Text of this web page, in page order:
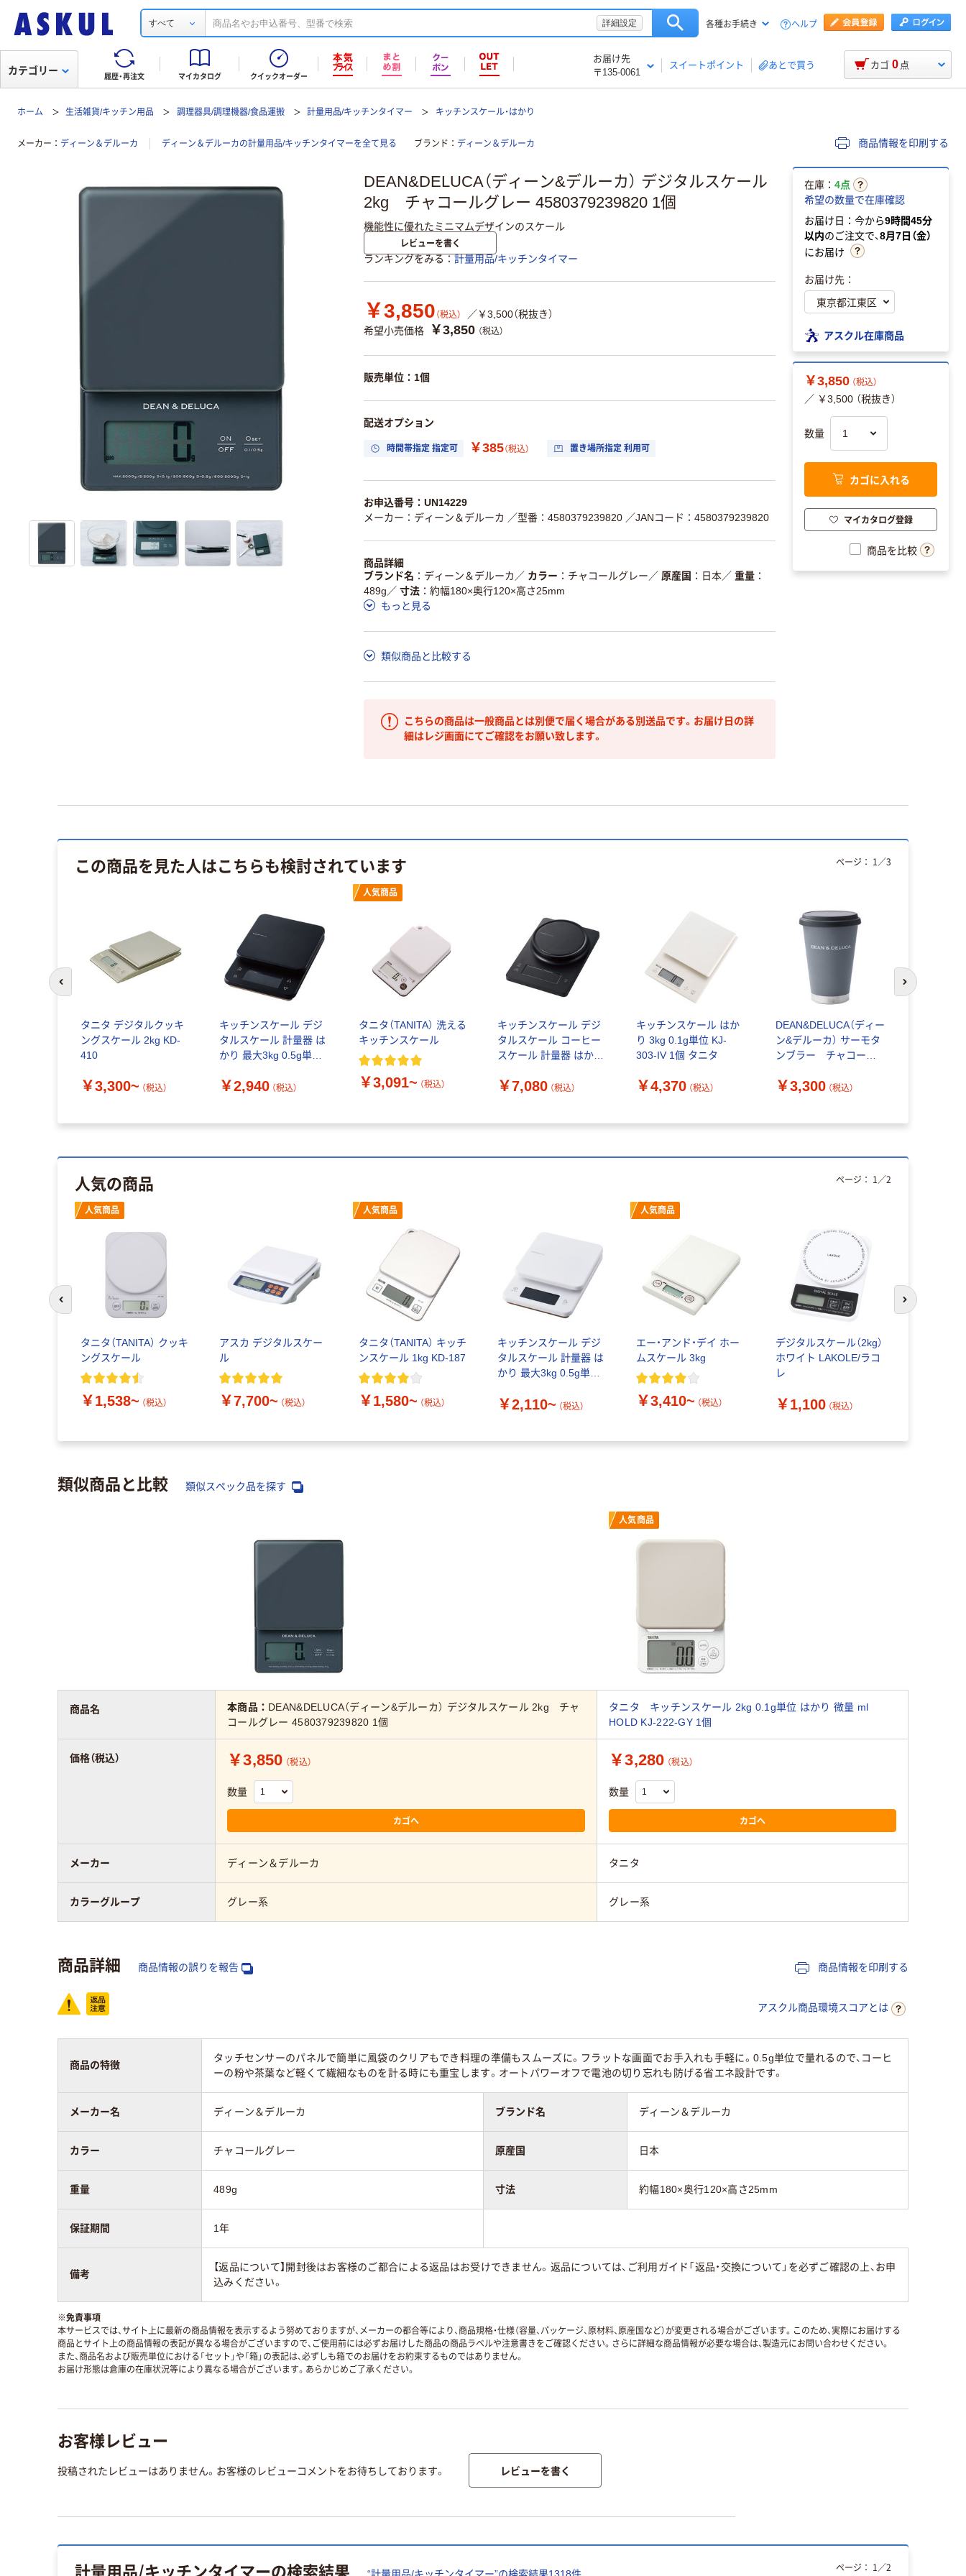
すべて 詳細設定 各種お手続き ヘルプ
履歴・再注文 マイカタログ クイックオーダー
お届け先
〒135-0061
スイートポイント あとで買う
カテゴリー カゴ 0 点
ホーム 生活雑貨/キッチン用品 調理器具/調理機器/食品運搬 計量用品/キッチンタイマー キッチンスケール・はかり
メーカー ディーン＆デルーカ ディーン＆デルーカの計量用品/キッチンタイマーを全て見る ブランド ディーン＆デルーカ 商品情報を印刷する
DEAN&DELUCA（ディーン&デルーカ） デジタルスケール
2kg チャコールグレー 4580379239820 1個
機能性に優れたミニマムデザインのスケール
レビューを書く
ランキングをみる 計量用品/キッチンタイマー
￥3,850 （税込）
／￥3,500（税抜き）
希望小売価格
￥3,850 （税込）
販売単位：1個
配送オプション
時間帯指定 指定可 ￥385（税込） 置き場所指定 利用可
お申込番号：UN14229
メーカー：ディーン＆デルーカ ／型番：4580379239820 ／JANコード：4580379239820
商品詳細
ブランド名
ディーン＆デルーカ ／ カラー チャコールグレー ／ 原産国 日本／ 重量
489g ／ 寸法
約幅180×奥行120×高さ25mm
もっと見る
類似商品と比較する
こちらの商品は一般商品とは別便で届く場合がある別送品です。お届け日の詳
細はレジ画面にてご確認をお願い致します。
在庫： 4点
希望の数量で在庫確認
お届け日：今から9時間45分
以内のご注文で、8月7日（金）
にお届け
お届け先：
アスクル在庫商品
￥3,850 （税込）
／ ￥3,500 （税抜き）
数量
カゴに入れる
マイカタログ登録
商品を比較
この商品を見た人はこちらも検討されています
タニタ デジタルクッキ
ングスケール 2kg KD-
410
￥3,300~ （税込）
キッチンスケール デジ
タルスケール 計量器 は
かり 最大3kg 0.5g単位
KSA02BK エレコム 1個
￥2,940 （税込）
人気商品
タニタ（TANITA） 洗える
キッチンスケール
￥3,091~ （税込）
キッチンスケール デジ
タルスケール コーヒー
スケール 計量器 はかり
KS04BK エレコム 1個
￥7,080 （税込）
キッチンスケール はか
り 3kg 0.1g単位 KJ-
303-IV 1個 タニタ
￥4,370 （税込）
DEAN&DELUCA（ディー
ン&デルーカ） サーモタ
ンブラー チャコール
ィス 4549403114335 1
￥3,300 （税込）
ページ： 1 ／3
前のスライドへ 次のスライド
人気の商品
人気商品
タニタ（TANITA） クッキ
ングスケール
￥1,538~ （税込）
アスカ デジタルスケー
ル
￥7,700~ （税込）
人気商品
タニタ（TANITA） キッチ
ンスケール 1kg KD-187
￥1,580~ （税込）
キッチンスケール デジ
タルスケール 計量器 は
かり 最大3kg 0.5g単位
￥2,110~ （税込）
人気商品
エー・アンド・デイ ホー
ムスケール 3kg
￥3,410~ （税込）
デジタルスケール（2kg）
ホワイト LAKOLE/ラコ
レ
￥1,100 （税込）
ページ： 1 ／2
前のスライドへ 次のスライド
類似商品と比較 類似スペック品を探す
人気商品
商品名 本商品： DEAN&DELUCA（ディーン&デルーカ） デジタルスケール 2kg チャ
コールグレー 4580379239820 1個
タニタ キッチンスケール 2kg 0.1g単位 はかり 微量 ml
HOLD KJ-222-GY 1個
価格（税込） ￥3,850 （税込）
数量
カゴへ
￥3,280 （税込）
数量
カゴへ
メーカー ディーン＆デルーカ タニタ
カラーグループ グレー系 グレー系
商品詳細 商品情報の誤りを報告 商品情報を印刷する
アスクル商品環境スコアとは
商品の特徴
タッチセンサーのパネルで簡単に風袋のクリアもでき料理の準備もスムーズに。フラットな画面でお手入れも手軽に。0.5g単位で量れるので、コーヒ
ーの粉や茶葉など軽くて繊細なものを計る時にも重宝します。オートパワーオフで電池の切り忘れも防げる省エネ設計です。
メーカー名 ディーン＆デルーカ ブランド名 ディーン＆デルーカ
カラー チャコールグレー 原産国 日本
重量 489g 寸法 約幅180×奥行120×高さ25mm
保証期間 1年
備考
【返品について】開封後はお客様のご都合による返品はお受けできません。返品については、ご利用ガイド「返品・交換について」を必ずご確認の上、お申
込みください。
※免責事項
本サービスでは、サイト上に最新の商品情報を表示するよう努めておりますが、メーカーの都合等により、商品規格・仕様（容量、パッケージ、原材料、原産国など）が変更される場合がございます。このため、実際にお届けする
商品とサイト上の商品情報の表記が異なる場合がございますので、ご使用前には必ずお届けした商品の商品ラベルや注意書きをご確認ください。さらに詳細な商品情報が必要な場合は、製造元にお問い合わせください。
また、商品名および販売単位における「セット」や「箱」の表記は、必ずしも箱でのお届けをお約束するものではありません。
お届け形態は倉庫の在庫状況等により異なる場合がございます。あらかじめご了承ください。
お客様レビュー
投稿されたレビューはありません。お客様のレビューコメントをお待ちしております。 レビューを書く
計量用品/キッチンタイマーの検索結果 ページ： 1 ／2